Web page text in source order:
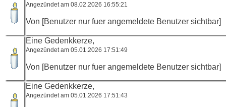
Angezündet am 08.02.2026 16:55:21
Von [Benutzer nur fuer angemeldete Benutzer sichtbar]
Eine Gedenkkerze,
Angezündet am 05.01.2026 17:51:49
Von [Benutzer nur fuer angemeldete Benutzer sichtbar]
Eine Gedenkkerze,
Angezündet am 05.01.2026 17:51:43